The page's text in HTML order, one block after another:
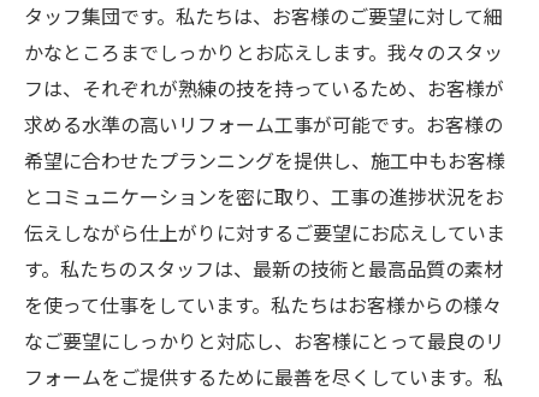
タッフ集団です。私たちは、お客様のご要望に対して細
かなところまでしっかりとお応えします。我々のスタッ
フは、それぞれが熟練の技を持っているため、お客様が
求める水準の高いリフォーム工事が可能です。お客様の
希望に合わせたプランニングを提供し、施工中もお客様
とコミュニケーションを密に取り、工事の進捗状況をお
伝えしながら仕上がりに対するご要望にお応えしていま
す。私たちのスタッフは、最新の技術と最高品質の素材
を使って仕事をしています。私たちはお客様からの様々
なご要望にしっかりと対応し、お客様にとって最良のリ
フォームをご提供するために最善を尽くしています。私